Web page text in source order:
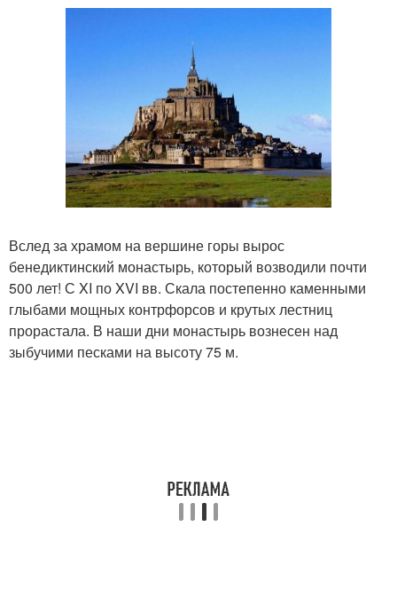
Вслед за храмом на вершине горы вырос
бенедиктинский монастырь, который возводили почти
500 лет! С XI по XVI вв. Скала постепенно каменными
глыбами мощных контрфорсов и крутых лестниц
прорастала. В наши дни монастырь вознесен над
зыбучими песками на высоту 75 м.